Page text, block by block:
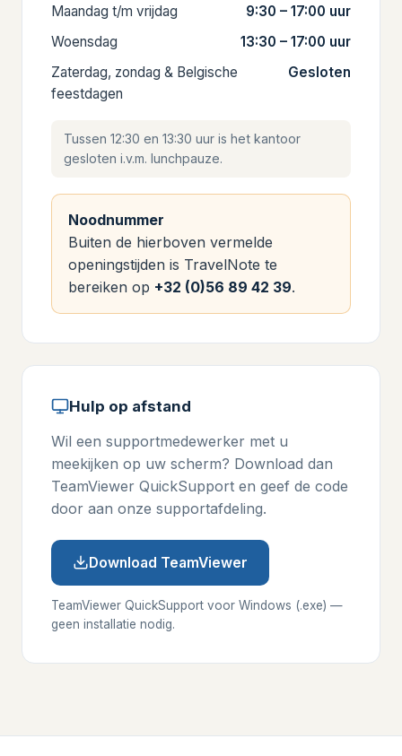
Maandag t/m vrijdag
9:30 – 17:00 uur
Woensdag
13:30 – 17:00 uur
Zaterdag, zondag & Belgische
feestdagen
Gesloten
Tussen 12:30 en 13:30 uur is het kantoor
gesloten i.v.m. lunchpauze.
Noodnummer
Buiten de hierboven vermelde
openingstijden is TravelNote te
bereiken op +32 (0)56 89 42 39.
Hulp op afstand
Wil een supportmedewerker met u
meekijken op uw scherm? Download dan
TeamViewer QuickSupport en geef de code
door aan onze supportafdeling.
Download TeamViewer
TeamViewer QuickSupport voor Windows (.exe) —
geen installatie nodig.